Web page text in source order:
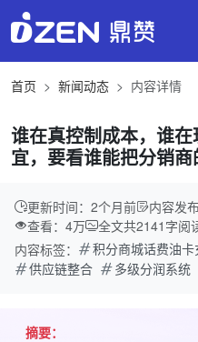
首页 新闻动态 内容详情
谁在真控制成本，谁
宜，要看谁能把分销
更新时间：2个月前
内容发
查看：4万
全文共2141 字阅
内容标签：
积分商城话费油卡
供应链整合
多级分润系统
摘要：